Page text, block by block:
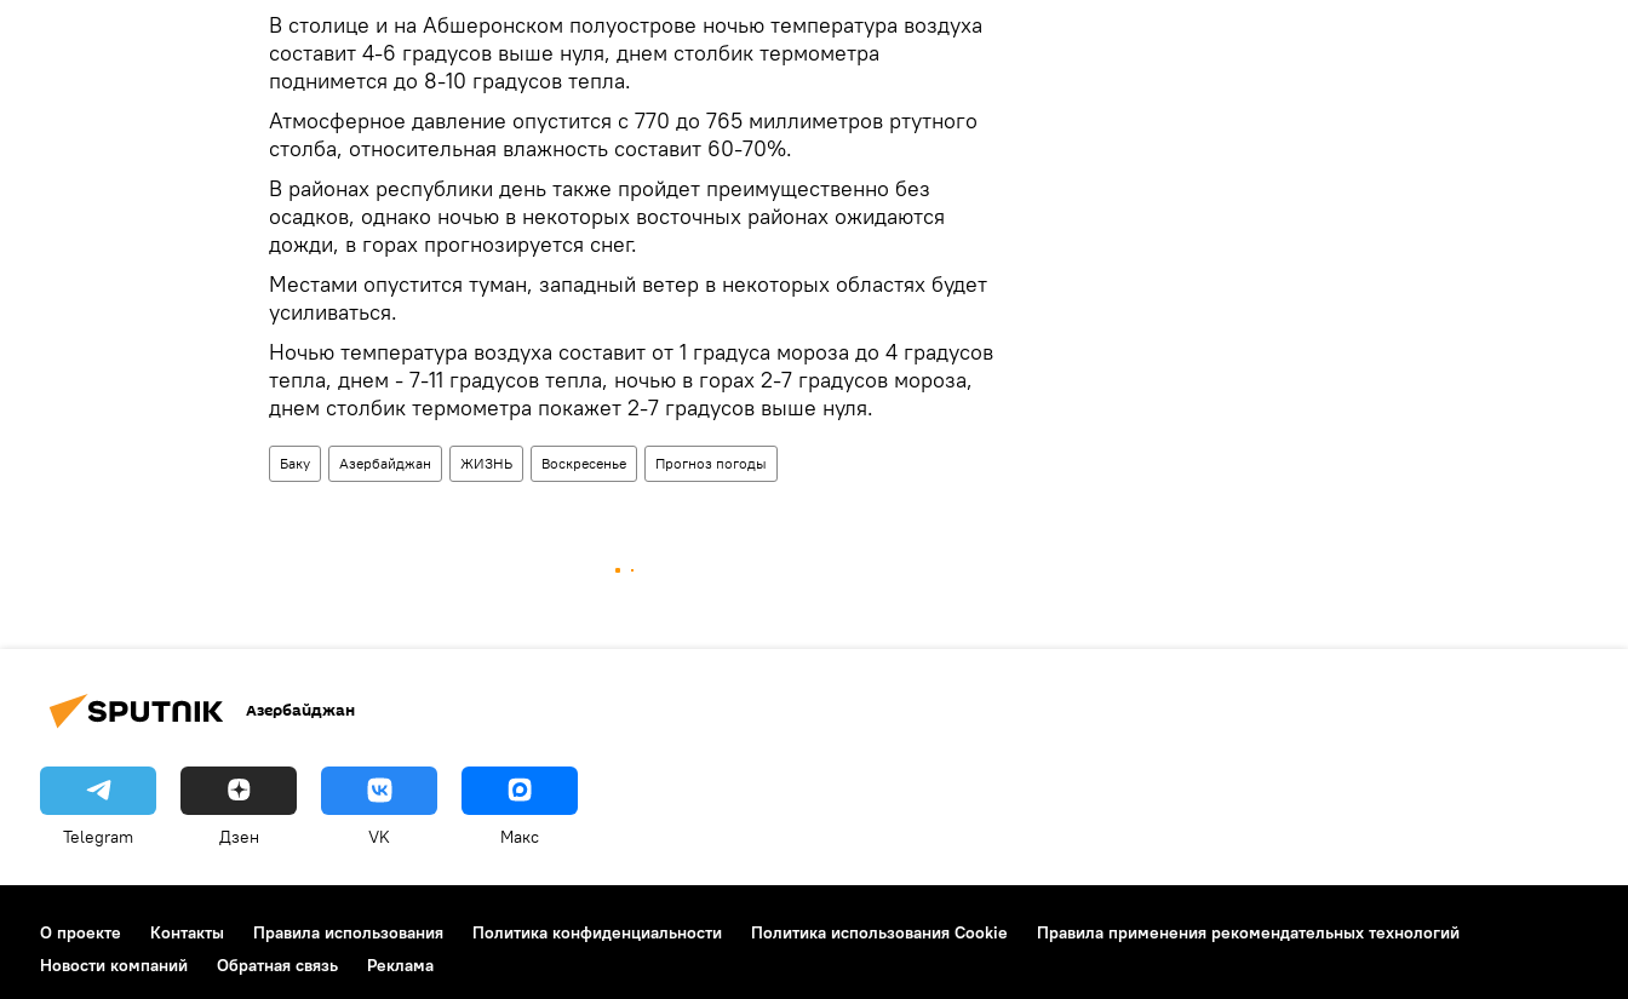
В столице и на Абшеронском полуострове ночью температура воздуха
составит 4-6 градусов выше нуля, днем столбик термометра
поднимется до 8-10 градусов тепла.
Атмосферное давление опустится с 770 до 765 миллиметров ртутного
столба, относительная влажность составит 60-70%.
В районах республики день также пройдет преимущественно без
осадков, однако ночью в некоторых восточных районах ожидаются
дожди, в горах прогнозируется снег.
Местами опустится туман, западный ветер в некоторых областях будет
усиливаться.
Ночью температура воздуха составит от 1 градуса мороза до 4 градусов
тепла, днем - 7-11​​ градусов тепла, ночью в горах 2-7 градусов мороза,
днем столбик термометра покажет 2-7 ​​градусов выше нуля.
Баку Азербайджан ЖИЗНЬ Воскресенье Прогноз погоды
Азербайджан
Telegram Дзен VK Макс
О проекте Контакты Правила использования Политика конфиденциальности Политика использования Cookie
Правила применения рекомендательных технологий
Новости компаний
Обратная связь Реклама